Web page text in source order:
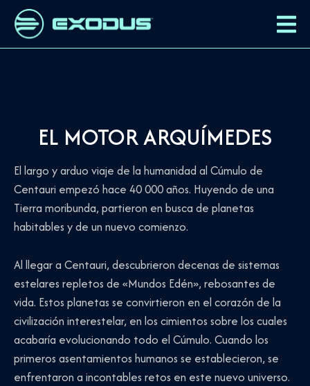
EL MOTOR ARQUÍMEDES
El largo y arduo viaje de la humanidad al Cúmulo de
Centauri empezó hace 40 000 años. Huyendo de una
Tierra moribunda, partieron en busca de planetas
habitables y de un nuevo comienzo.
Al llegar a Centauri, descubrieron decenas de sistemas
estelares repletos de «Mundos Edén», rebosantes de
vida. Estos planetas se convirtieron en el corazón de la
civilización interestelar, en los cimientos sobre los cuales
acabaría evolucionando todo el Cúmulo. Cuando los
primeros asentamientos humanos se establecieron, se
enfrentaron a incontables retos en este nuevo universo.